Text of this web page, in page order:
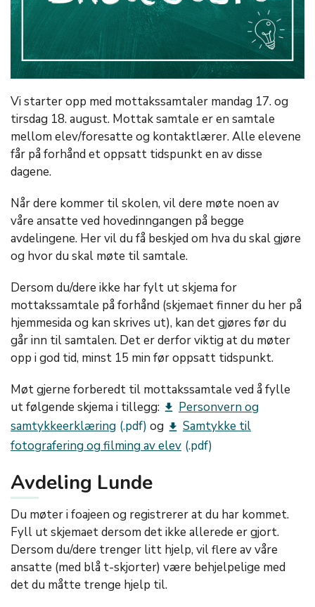
Vi starter opp med mottakssamtaler mandag 17. og
tirsdag 18. august. Mottak samtale er en samtale
mellom elev/foresatte og kontaktlærer. Alle elevene
får på forhånd et oppsatt tidspunkt en av disse
dagene.
Når dere kommer til skolen, vil dere møte noen av
våre ansatte ved hovedinngangen på begge
avdelingene. Her vil du få beskjed om hva du skal gjøre
og hvor du skal møte til samtale.
Dersom du/dere ikke har fylt ut skjema for
mottakssamtale på forhånd (skjemaet finner du her på
hjemmesida og kan skrives ut), kan det gjøres før du
går inn til samtalen. Det er derfor viktig at du møter
opp i god tid, minst 15 min før oppsatt tidspunkt.
Møt gjerne forberedt til mottakssamtale ved å fylle
ut følgende skjema i tillegg: get_app Personvern og
samtykkeerklæring
og get_app Samtykke til
fotografering og filming av elev
Avdeling Lunde
Du møter i foajeen og registrerer at du har kommet.
Fyll ut skjemaet dersom det ikke allerede er gjort.
Dersom du/dere trenger litt hjelp, vil flere av våre
ansatte (med blå t-skjorter) være behjelpelige med
det du måtte trenge hjelp til.